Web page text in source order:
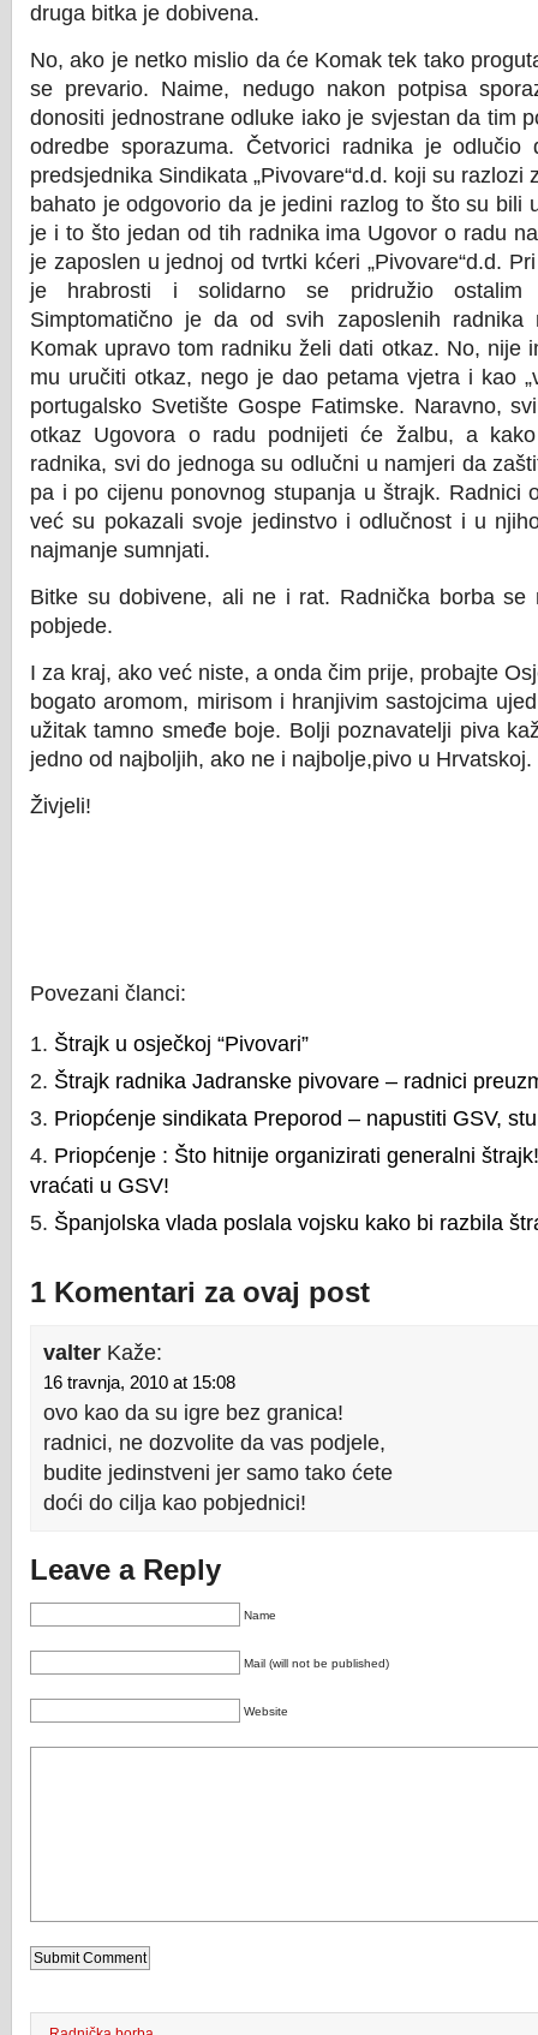
druga bitka je dobivena.
No, ako je netko mislio da će Komak tek tako
se prevario. Naime, nedugo nakon potpisa
donositi jednostrane odluke iako je svjestan da tim
odredbe sporazuma. Četvorici radnika je
predsjednika Sindikata „Pivovare“d.d. koji su razlozi
bahato je odgovorio da je jedini razlog to što su bili
je i to što jedan od tih radnika ima Ugovor o radu
je zaposlen u jednoj od tvrtki kćeri „Pivovare“d.d.
je hrabrosti i solidarno se pridružio ostalim
Simptomatično je da od svih zaposlenih radnika
Komak upravo tom radniku želi dati otkaz. No, nije
mu uručiti otkaz, nego je dao petama vjetra i kao
portugalsko Svetište Gospe Fatimske. Naravno,
otkaz Ugovora o radu podnijeti će žalbu, a
radnika, svi do jednoga su odlučni u namjeri da
pa i po cijenu ponovnog stupanja u štrajk. Radnici
već su pokazali svoje jedinstvo i odlučnost i u
najmanje sumnjati.
Bitke su dobivene, ali ne i rat. Radnička borba se
pobjede.
I za kraj, ako već niste, a onda čim prije, probajte
bogato aromom, mirisom i hranjivim sastojcima
užitak tamno smeđe boje. Bolji poznavatelji piva
jedno od najboljih, ako ne i najbolje,pivo u Hrvatskoj.
Živjeli!
Povezani članci:
Štrajk u osječkoj “Pivovari”
Štrajk radnika Jadranske pivovare – radnici
Priopćenje sindikata Preporod – napustiti GSV,
Priopćenje : Što hitnije organizirati generalni
vraćati u GSV!
Španjolska vlada poslala vojsku kako bi razbila
1 Komentari za ovaj post
valter Kaže:
16 travnja, 2010 at 15:08
ovo kao da su igre bez granica!
radnici, ne dozvolite da vas podjele,
budite jedinstveni jer samo tako ćete
doći do cilja kao pobjednici!
Leave a Reply
Name
Mail (will not be published)
Website